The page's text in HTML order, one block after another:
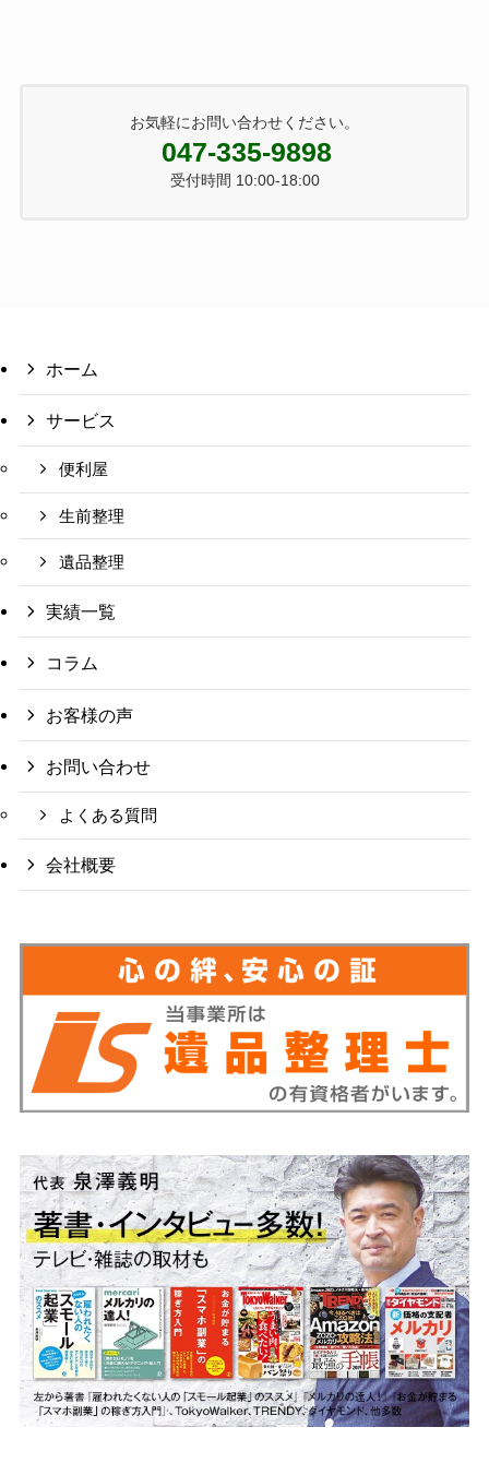
お気軽にお問い合わせください。
047-335-9898
受付時間 10:00-18:00
ホーム
サービス
便利屋
生前整理
遺品整理
実績一覧
コラム
お客様の声
お問い合わせ
よくある質問
会社概要